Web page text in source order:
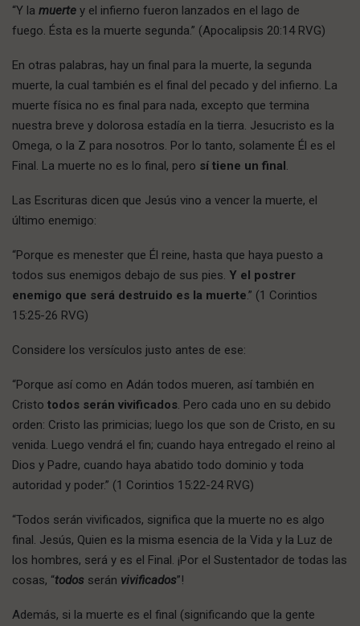
“Y la muerte y el infierno fueron lanzados en el lago de
fuego. Ésta es la muerte segunda.” (Apocalipsis 20:14 RVG)
En otras palabras, hay un final para la muerte, la segunda
muerte, la cual también es el final del pecado y del infierno. La
muerte física no es final para nada, excepto que termina
nuestra breve y dolorosa estadía en la tierra. Jesucristo es la
Omega, o la Z para nosotros. Por lo tanto, solamente Él es el
Final. La muerte no es lo final, pero sí tiene un final
Las Escrituras dicen que Jesús vino a vencer la muerte, el
último enemigo:
“Porque es menester que Él reine, hasta que haya puesto a
todos sus enemigos debajo de sus pies. Y el postrer
enemigo que será destruido es la muerte.” (1 Corintios
15:25-26 RVG)
Considere los versículos justo antes de ese:
“Porque así como en Adán todos mueren, así también en
Cristo todos serán vivificados . Pero cada uno en su debido
orden: Cristo las primicias; luego los que son de Cristo, en su
venida. Luego vendrá el fin; cuando haya entregado el reino al
Dios y Padre, cuando haya abatido todo dominio y toda
autoridad y poder.” (1 Corintios 15:22-24 RVG)
“Todos serán vivificados, significa que la muerte no es algo
final. Jesús, Quien es la misma esencia de la Vida y la Luz de
los hombres, será y es el Final. ¡Por el Sustentador de todas las
cosas, “todos serán vivificados”!
Además, si la muerte es el final (significando que la gente